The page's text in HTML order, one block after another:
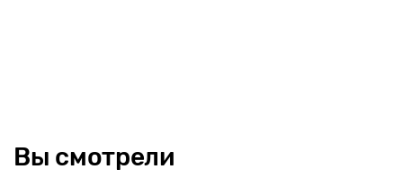
Вы смотрели